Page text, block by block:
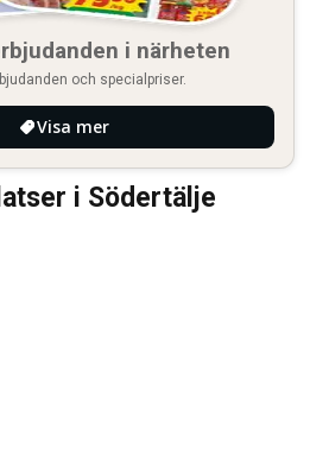
i närheten
och specialpriser.
Visa mer
i Södertälje